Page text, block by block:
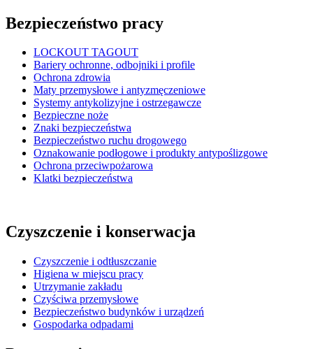
Bezpieczeństwo pracy
LOCKOUT TAGOUT
Bariery ochronne, odbojniki i profile
Ochrona zdrowia
Maty przemysłowe i antyzmęczeniowe
Systemy antykolizyjne i ostrzegawcze
Bezpieczne noże
Znaki bezpieczeństwa
Bezpieczeństwo ruchu drogowego
Oznakowanie podłogowe i produkty antypoślizgowe
Ochrona przeciwpożarowa
Klatki bezpieczeństwa
Czyszczenie i konserwacja
Czyszczenie i odtłuszczanie
Higiena w miejscu pracy
Utrzymanie zakładu
Czyściwa przemysłowe
Bezpieczeństwo budynków i urządzeń
Gospodarka odpadami